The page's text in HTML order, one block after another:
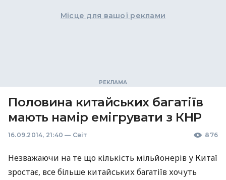
Місце для вашої реклами
Половина китайських багатіїв
мають намір емігрувати з КНР
16.09.2014, 21:40 — Світ 876
Незважаючи на те що кількість мільйонерів у Китаї
зростає, все більше китайських багатіїв хочуть